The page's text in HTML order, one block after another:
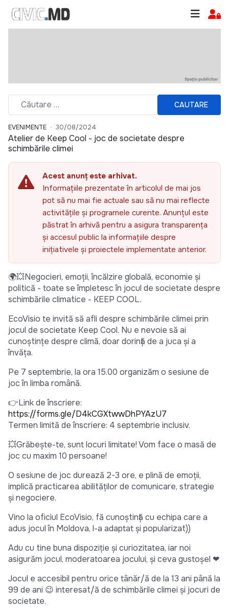
CAUTARE
EVENIMENTE 30/08/2024
Atelier de Keep Cool - joc de societate despre
schimbările climei
Acest anunț este arhivat.
Informațiile prezentate în articolul de mai jos
pot să nu mai fie actuale sau să nu mai reflecte
activitățile și programele curente. Anunțul este
păstrat în arhivă pentru a asigura transparența
și accesul public la informațiile despre
inițiativele și proiectele implementate anterior.
🌍💥Negocieri, emoții, încălzire globală, economie și
politică - toate se împletesc în jocul de societate despre
schimbările climatice - KEEP COOL.
EcoVisio te invită să afli despre schimbările climei prin
jocul de societate Keep Cool. Nu e nevoie să ai
cunoștințe despre climă, doar dorință de a juca și a
învăța.
Pe 7 septembrie, la ora 15.00 organizăm o sesiune de
joc în limba română.
👉Link de înscriere:
https://forms.gle/D4kCGXtwwDhPYAzU7
Termen limită de înscriere: 4 septembrie inclusiv.
💥Grăbește-te, sunt locuri limitate! Vom face o masă de
joc cu maxim 10 persoane!
O sesiune de joc durează 2-3 ore, e plină de emoții,
implică practicarea abilităților de comunicare, strategie
și negociere.
Vino la oficiul EcoVisio, fă cunoștință cu echipa care a
adus jocul în Moldova, l-a adaptat și popularizat))
Adu cu tine buna dispoziție și curiozitatea, iar noi
asigurăm jocul, moderatoarea jocului, și ceva gustoșel ❤
Jocul e accesibil pentru orice tânăr/ă de la 13 ani până la
99 de ani 😉 interesat/ă de schimbările climei și jocuri de
societate.